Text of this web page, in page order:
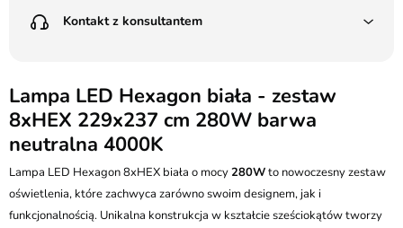
Poczta Polska Kurier 48H - 11 zł
(od 1000 zł dla gabarytów, nie dotyczy produktów 3m)
Pobranie:
Poczta Polska Kurier 48H - 16 zł
Kurier GLS - 20 zł
Przesyłka Gabarytowa - 35 zł
Kontakt z konsultantem
Batalionów Chłopskich 12, 94-058 Łódź
506 336 320
kontakt@ledstyl.pl
Lampa LED Hexagon biała - zestaw
8xHEX 229x237 cm 280W barwa
neutralna 4000K
Lampa LED Hexagon 8xHEX biała o mocy280Wto nowoczesny zestaw
oświetlenia, które zachwyca zarówno swoim designem, jak i
funkcjonalnością. Unikalna konstrukcja w kształcie sześciokątów tworzy